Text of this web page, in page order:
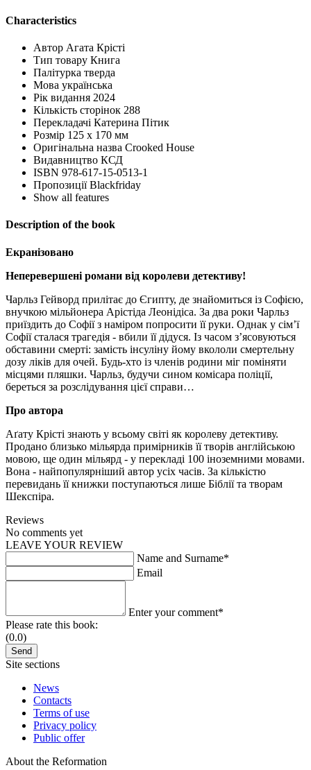
Characteristics
Автор Агата Крісті
Тип товару Книга
Палітурка тверда
Мова українська
Рік видання 2024
Кількість сторінок 288
Перекладачі Катерина Пітик
Розмір 125 х 170 мм
Оригінальна назва Crooked House
Видавництво КСД
ISBN 978-617-15-0513-1
Пропозиції Blackfriday
Show all features
Description of the book
Екранізовано
Неперевершені романи від королеви детективу!
Чарльз Гейворд прилітає до Єгипту, де знайомиться із Софією,
внучкою мільйонера Арістіда Леонідіса. За два роки Чарльз
приїздить до Софії з наміром попросити її руки. Однак у сім’ї
Софії сталася трагедія - вбили її дідуся. Із часом з’ясовуються
обставини смерті: замість інсуліну йому вкололи смертельну
дозу ліків для очей. Будь-хто із членів родини міг поміняти
місцями пляшки. Чарльз, будучи сином комісара поліції,
береться за розслідування цієї справи…
Про автора
Аґату Крісті знають у всьому світі як королеву детективу.
Продано близько мільярда примірників її творів англійською
мовою, ще один мільярд - у перекладі 100 іноземними мовами.
Вона - найпопулярніший автор усіх часів. За кількістю
перевидань її книжки поступаються лише Біблії та творам
Шекспіра.
Reviews
No comments yet
LEAVE YOUR REVIEW
Name and Surname*
Email
Enter your comment*
Please rate this book:
(0.0)
Site sections
News
Contacts
Terms of use
Privacy policy
Public offer
About the Reformation